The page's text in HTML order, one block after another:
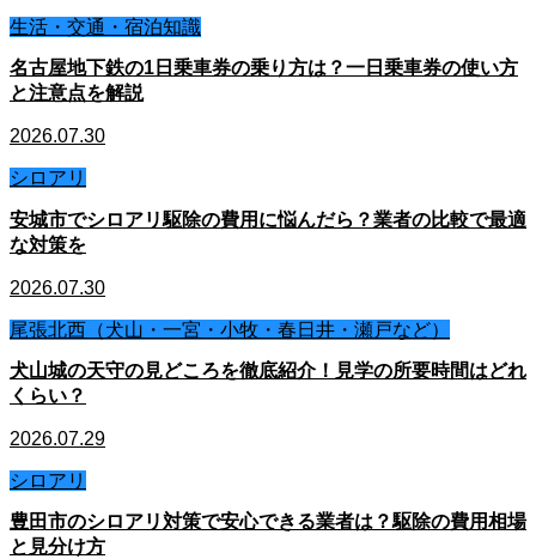
生活・交通・宿泊知識
名古屋地下鉄の1日乗車券の乗り方は？一日乗車券の使い方
と注意点を解説
2026.07.30
シロアリ
安城市でシロアリ駆除の費用に悩んだら？業者の比較で最適
な対策を
2026.07.30
尾張北西（犬山・一宮・小牧・春日井・瀬戸など）
犬山城の天守の見どころを徹底紹介！見学の所要時間はどれ
くらい？
2026.07.29
シロアリ
豊田市のシロアリ対策で安心できる業者は？駆除の費用相場
と見分け方